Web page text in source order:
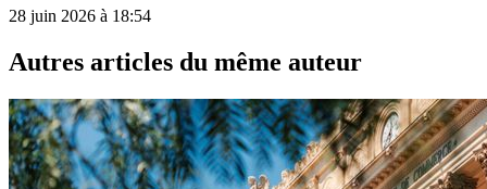
28 juin 2026 à 18:54
Autres articles du même auteur